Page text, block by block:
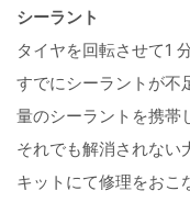
シーラント
タイヤを回転させて1
すでにシーラントが不
量のシーラントを携帯
それでも解消されない
キットにて修理をおこ